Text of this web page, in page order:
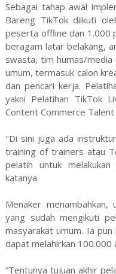
Sebagai tahap awal
Bareng TikTok diikuti
peserta offline dan 1.000
beragam latar belakang,
swasta, tim humas/
umum, termasuk calon
dan pencari kerja.
yakni Pelatihan TikTok
Content Commerce
"Di sini juga ada
training of trainers atau
pelatih untuk
katanya.
Menaker
yang sudah mengikuti
masyarakat umum. Ia
dapat melahirkan 100.000
“Tentunya tujuan akhir